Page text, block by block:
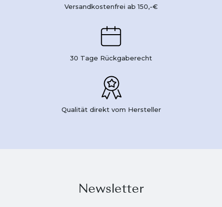
Versandkostenfrei ab 150,-€
30 Tage Rückgaberecht
Qualität direkt vom Hersteller
Newsletter